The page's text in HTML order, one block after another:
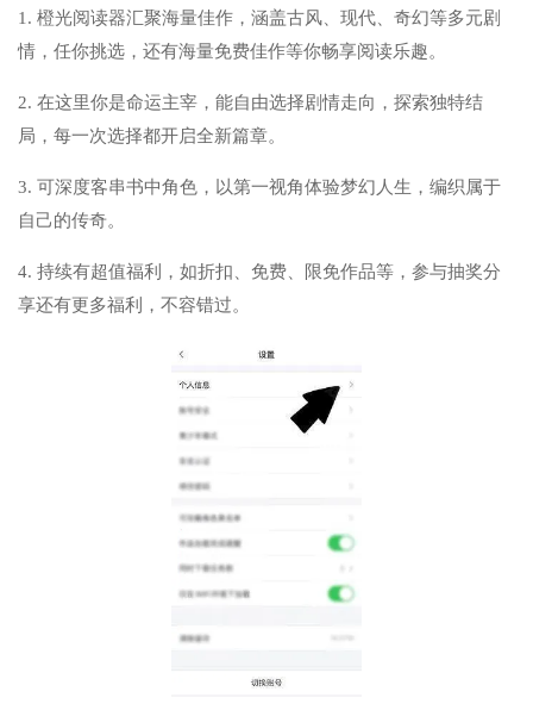
1. 橙光阅读器汇聚海量佳作，涵盖古风、现代、奇幻等多元剧
情，任你挑选，还有海量免费佳作等你畅享阅读乐趣。
2. 在这里你是命运主宰，能自由选择剧情走向，探索独特结
局，每一次选择都开启全新篇章。
3. 可深度客串书中角色，以第一视角体验梦幻人生，编织属于
自己的传奇。
4. 持续有超值福利，如折扣、免费、限免作品等，参与抽奖分
享还有更多福利，不容错过。